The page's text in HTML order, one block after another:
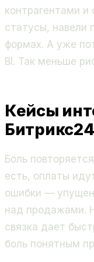
контрагентами и
статусы, навели
формах. А уже
BI. Так меньше
Кейсы
Битрикс24
Боль
есть, оплаты
ошибки —
над продажами.
связка дает
боль понятным